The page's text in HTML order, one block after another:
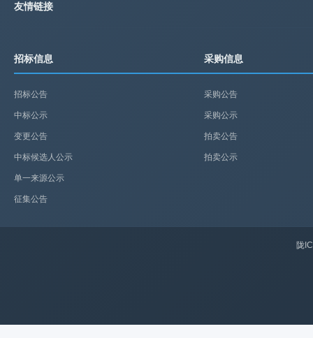
友情链接
招标信息
招标公告
中标公示
变更公告
中标候选人公示
单一来源公示
征集公告
采购信息
采购公告
采购公示
拍卖公告
拍卖公示
陇